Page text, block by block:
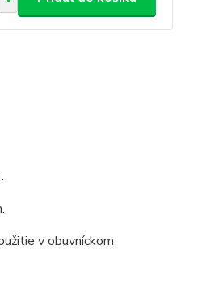
v obuvníckom